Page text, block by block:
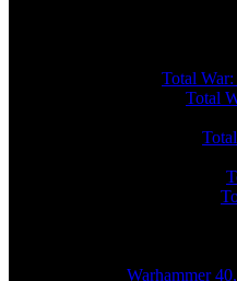
Total
Total
Warhammer